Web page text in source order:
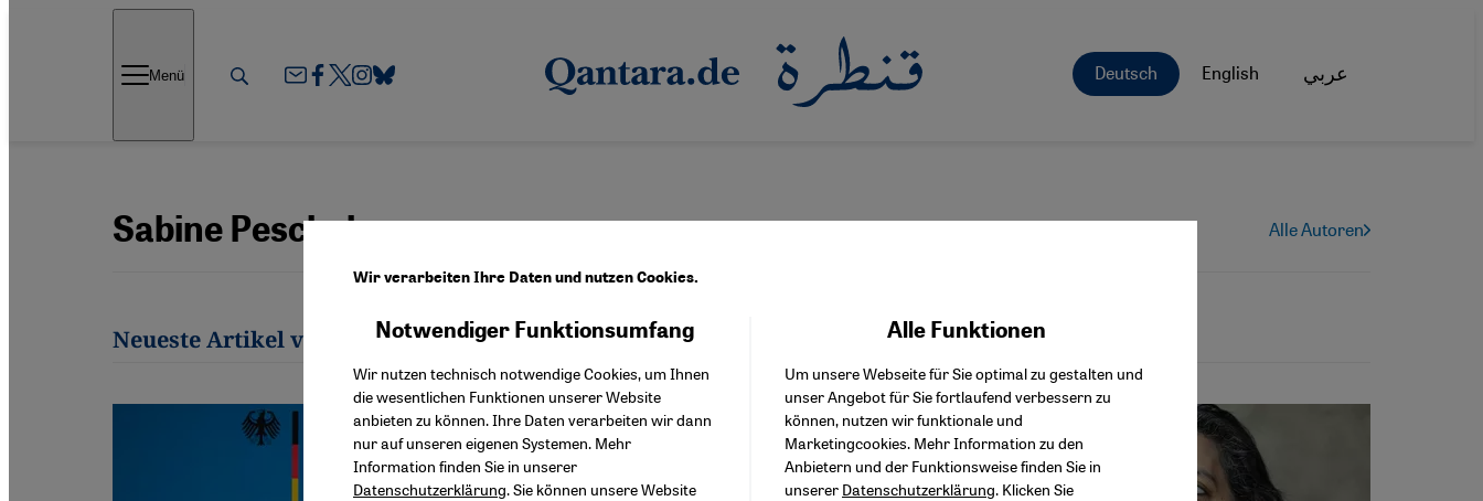
Deutsch English عربي Menü
Sabine Peschel Alle Autoren
Neueste Artikel von Sabine Peschel
Wir verarbeiten Ihre Daten und nutzen Cookies.
Notwendiger Funktionsumfang
Wir nutzen technisch notwendige Cookies, um Ihnen
die wesentlichen Funktionen unserer Website
anbieten zu können. Ihre Daten verarbeiten wir dann
nur auf unseren eigenen Systemen. Mehr
Information finden Sie in unserer
Datenschutzerklärung. Sie können unsere Website
Alle Funktionen
Um unsere Webseite für Sie optimal zu gestalten und
unser Angebot für Sie fortlaufend verbessern zu
können, nutzen wir funktionale und
Marketingcookies. Mehr Information zu den
Anbietern und der Funktionsweise finden Sie in
unserer Datenschutzerklärung. Klicken Sie
Facebook Embed / Facebook Connect
Twitter Embed
Instagram Embed
Youtube Embed
Google Maps Embed